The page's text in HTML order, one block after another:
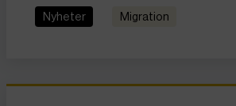
Nyheter migration